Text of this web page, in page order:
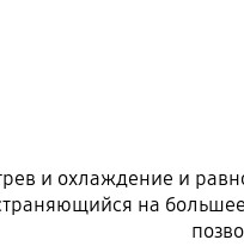
и охлаждение и
на